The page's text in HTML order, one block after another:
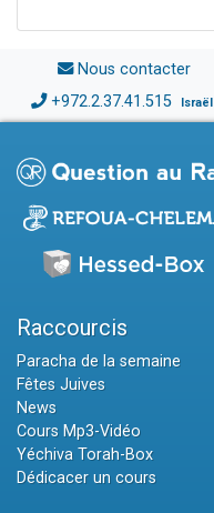
Nous contacter
+972.2.37.41.515 Israël
Raccourcis
Paracha de la semaine
Fêtes Juives
News
Cours Mp3-Vidéo
Yéchiva Torah-Box
Dédicacer un cours